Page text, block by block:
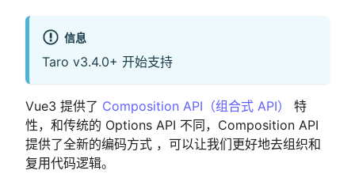
信息
Taro v3.4.0+ 开始支持
Vue3 提供了 Composition API（组合式 API）
特
性，和传统的 Options API 不同，Composition API
提供了全新的编码方式 ，可以让我们更好地去组织和
复用代码逻辑。